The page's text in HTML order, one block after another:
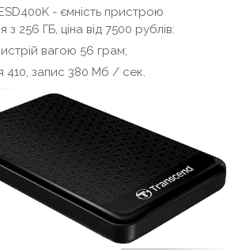
- ємність пристрою
з 256 ГБ, ціна від 7500 рублів:
вагою 56 грам;
410, запис 380 Мб / сек.